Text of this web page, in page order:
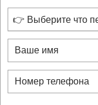
👉 Выберите что